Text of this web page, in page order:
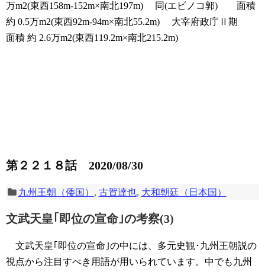
万m2(東西158m-152m×南北197m) 同(エビノコ郭) 面積
約 0.5万m2(東西92m-94m×南北55.2m) 大宰府政庁Ⅱ期
面積 約 2.6万m2(東西119.2m×南北215.2m)
第２２１８話 2020/08/30
九州王朝（倭国） , 古賀達也, 大和朝廷（日本国）
文武天皇｢即位の宣命｣の考察(3)
文武天皇｢即位の宣命｣の中には、多元史観･九州王朝説の
視点から注目すべき用語が用いられています。中でも九州